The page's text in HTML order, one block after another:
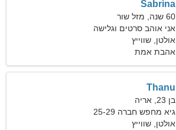
Sabrina
60 שנה, מזל שור
אני אוהב סרטים וגלישה
אולטן, שווייץ
אהבת אמת
Thanu
בן 23, אריה
גיא מחפש חברה 25-29
אולטן, שווייץ